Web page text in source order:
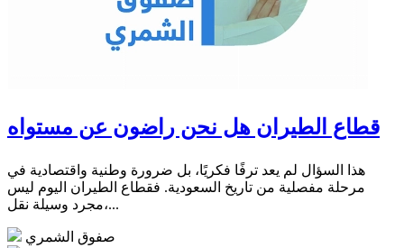
قطاع الطيران هل نحن راضون عن مستواه
هذا السؤال لم يعد ترفًا فكريًا، بل ضرورة وطنية واقتصادية في
مرحلة مفصلية من تاريخ السعودية. فقطاع الطيران اليوم ليس
مجرد وسيلة نقل،...
صفوق الشمري